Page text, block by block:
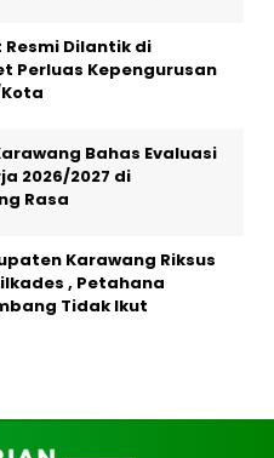
Resmi Dilantik di
Perluas Kepengurusan
Bahas Evaluasi
2026/2027 di
Rasa
Karawang Riksus
, Petahana
Tidak Ikut